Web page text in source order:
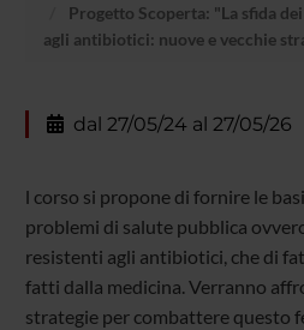
Progetto Scoperta: "La sfida
agli antibiotici: nuove e vecchie
dal 27/05/24 al 27/05/26
l corso si propone di fornire le
problemi di salute pubblica
resistenti agli antibiotici, che di
fatti dalla medicina. Verranno
strategie per combattere questo